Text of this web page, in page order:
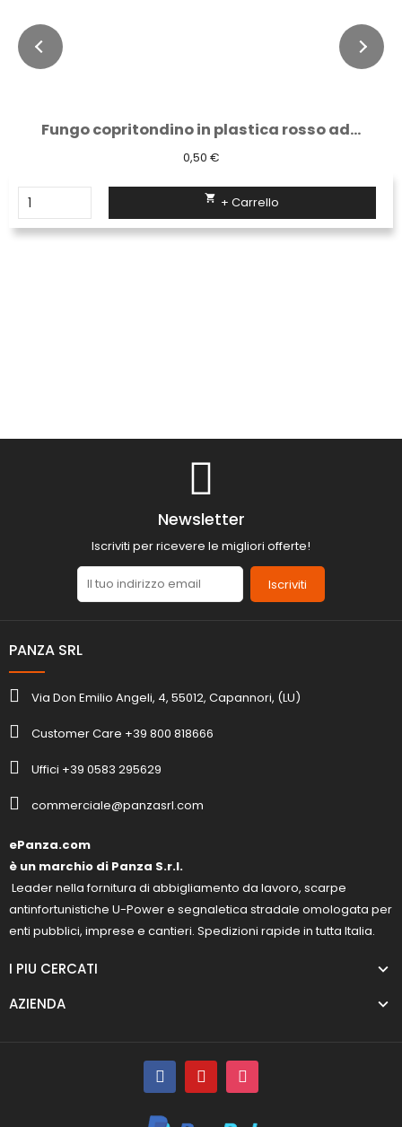
Fungo copritondino in plastica rosso ad...
0,50 €
 + Carrello
Newsletter
Iscriviti per ricevere le migliori offerte!
Iscriviti
PANZA SRL
Via Don Emilio Angeli, 4, 55012, Capannori, (LU)
Customer Care +39 800 818666
Uffici +39 0583 295629
commerciale@panzasrl.com
ePanza.com
è un marchio di Panza S.r.l.
Leader nella fornitura di abbigliamento da lavoro, scarpe
antinfortunistiche U-Power e segnaletica stradale omologata per
enti pubblici, imprese e cantieri. Spedizioni rapide in tutta Italia.
I PIU CERCATI
AZIENDA